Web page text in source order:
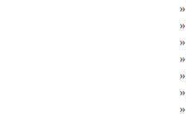
»
»
»
»
»
»
»